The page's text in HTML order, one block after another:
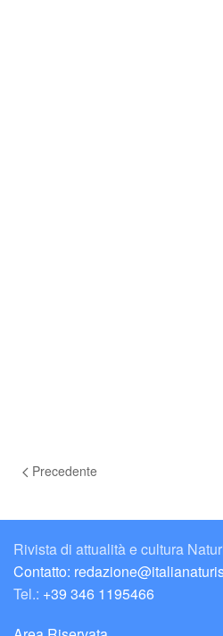
Precedente
Rivista di attualità e cultura
Contatto:
Tel.: +39 346 1195466